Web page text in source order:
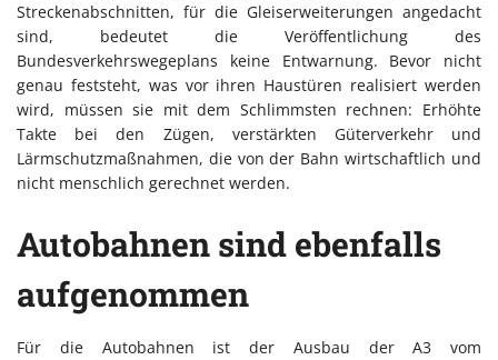
Streckenabschnitten, für die Gleiserweiterungen angedacht
sind, bedeutet die Veröffentlichung des
Bundesverkehrswegeplans keine Entwarnung. Bevor nicht
genau feststeht, was vor ihren Haustüren realisiert werden
wird, müssen sie mit dem Schlimmsten rechnen: Erhöhte
Takte bei den Zügen, verstärkten Güterverkehr und
Lärmschutzmaßnahmen, die von der Bahn wirtschaftlich und
nicht menschlich gerechnet werden.
Autobahnen sind ebenfalls
aufgenommen
Für die Autobahnen ist der Ausbau der A3 vom